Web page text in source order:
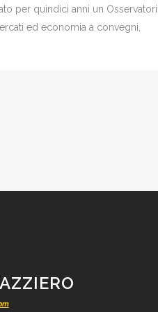
per quindici anni un
ed economia a convegni,